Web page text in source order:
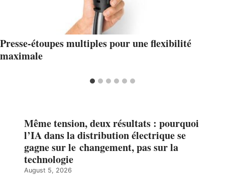
Presse-étoupes multiples pour une flexibilité
maximale
Même tension, deux résultats : pourquoi
l’IA dans la distribution électrique se
gagne sur le changement, pas sur la
technologie
August 5, 2026